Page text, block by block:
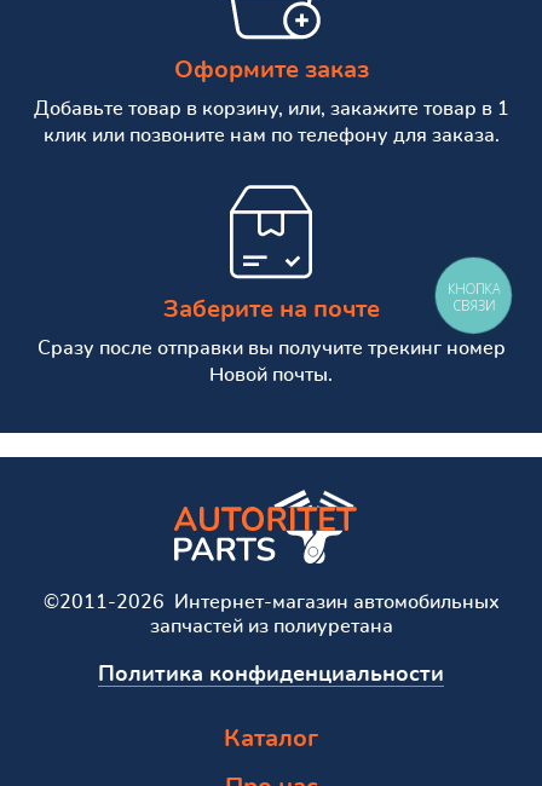
Оформите заказ
Добавьте товар в корзину, или, закажите товар в 1
клик или позвоните нам по телефону для заказа.
Заберите на почте
Сразу после отправки вы получите трекинг номер
Новой почты.
©2011-2026 Интернет-магазин автомобильных
запчастей из полиуретана
Политика конфиденциальности
Каталог
КНОПКА
СВЯЗИ